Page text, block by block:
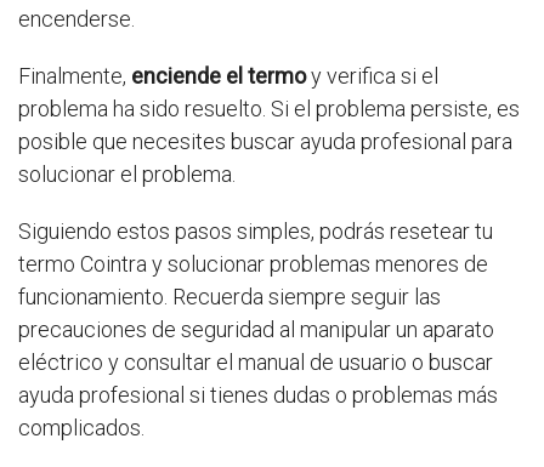
encenderse.
Finalmente, enciende el termoy verifica si el
problema ha sido resuelto. Si el problema persiste, es
posible que necesites buscar ayuda profesional para
solucionar el problema.
Siguiendo estos pasos simples, podrás resetear tu
termo Cointra y solucionar problemas menores de
funcionamiento. Recuerda siempre seguir las
precauciones de seguridad al manipular un aparato
eléctrico y consultar el manual de usuario o buscar
ayuda profesional si tienes dudas o problemas más
complicados.